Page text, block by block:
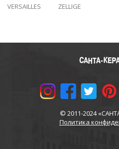
VERSAILLES
ZELLIGE
© 2011-2024
Политика